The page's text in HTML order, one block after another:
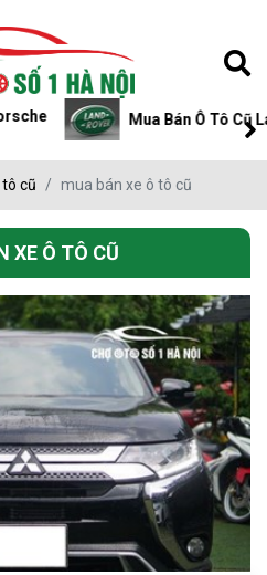
Mua Bán Ô Tô Cũ
cũ mua bán xe ô tô cũ
XE Ô TÔ CŨ